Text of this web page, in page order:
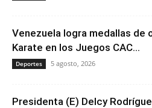
Venezuela logra medallas de
Karate en los Juegos CAC...
Deportes 5 agosto, 2026
Presidenta (E) Delcy